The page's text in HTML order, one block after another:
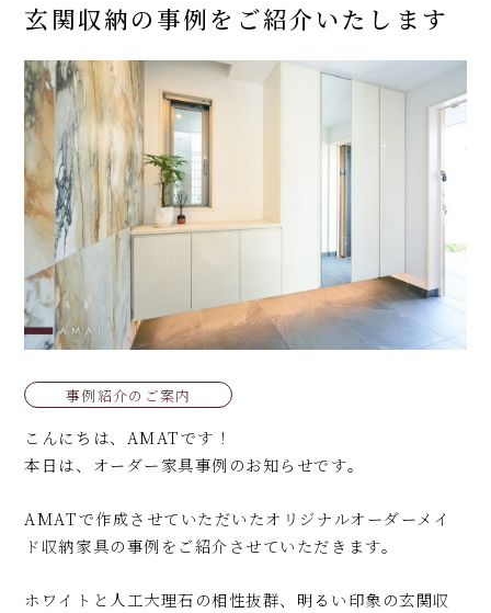
玄関収納の事例をご紹介いたします
事例紹介のご案内
こんにちは、AMATです！
本日は、オーダー家具事例のお知らせです。
AMATで作成させていただいたオリジナルオーダーメイ
ド収納家具の事例をご紹介させていただきます。
ホワイトと人工大理石の相性抜群、明るい印象の玄関収